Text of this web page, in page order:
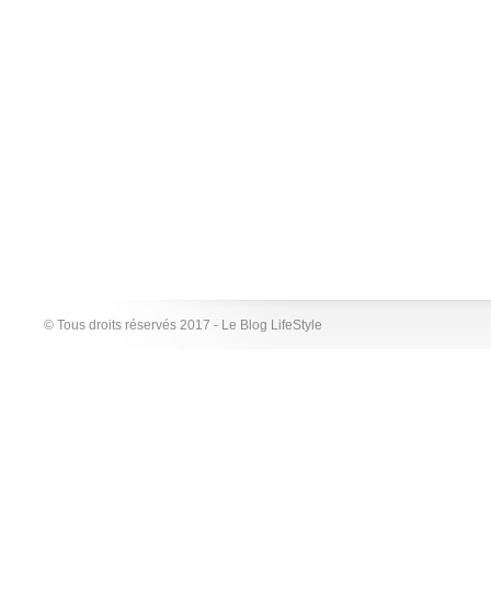
© Tous droits réservés 2017 - Le Blog LifeStyle